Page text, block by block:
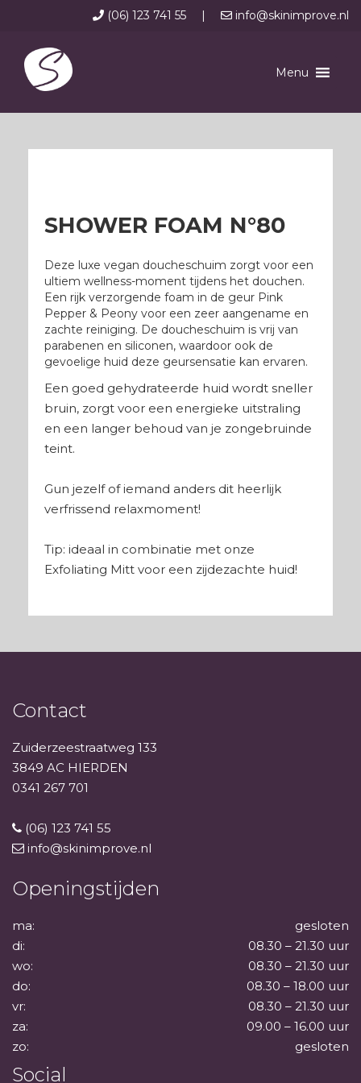
(06) 123 741 55 | info@skinimprove.nl
Menu
SHOWER FOAM N°80
Deze luxe vegan doucheschuim zorgt voor een
ultiem wellness-moment tijdens het douchen.
Een rijk verzorgende foam in de geur Pink
Pepper & Peony voor een zeer aangename en
zachte reiniging. De doucheschuim is vrij van
parabenen en siliconen, waardoor ook de
gevoelige huid deze geursensatie kan ervaren.
Een goed gehydrateerde huid wordt sneller
bruin, zorgt voor een energieke uitstraling
en een langer behoud van je zongebruinde
teint.
Gun jezelf of iemand anders dit heerlijk
verfrissend relaxmoment!
Tip: ideaal in combinatie met onze
Exfoliating Mitt voor een zijdezachte huid!
Contact
Zuiderzeestraatweg 133
3849 AC HIERDEN
0341 267 701
(06) 123 741 55
info@skinimprove.nl
Openingstijden
ma:
gesloten
di:
08.30 – 21.30 uur
wo:
08.30 – 21.30 uur
do:
08.30 – 18.00 uur
vr:
08.30 – 21.30 uur
za:
09.00 – 16.00 uur
zo:
gesloten
Social